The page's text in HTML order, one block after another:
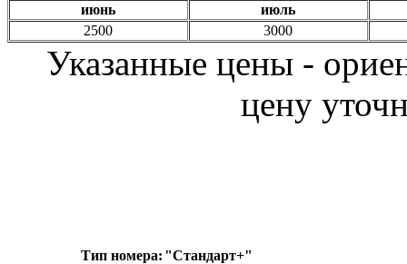
июнь
июль
2500
3000
Указанные цены -
цену
Тип номера: "Стандарт+"